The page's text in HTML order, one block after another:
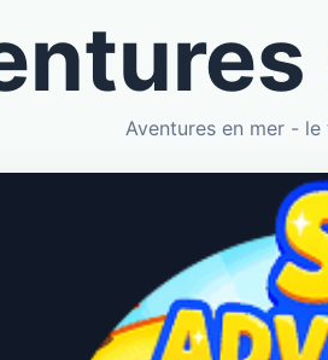
Aventures en mer -